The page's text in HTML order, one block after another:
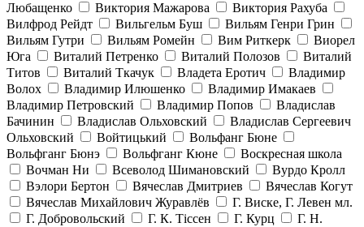
Любащенко
Виктория Мажарова
Виктория Рахуба
Вилфрод Рейдт
Вильгельм Буш
Вильям Генри Грин
Вильям Гутри
Вильям Ромейн Вим Риткерк
Виорел
Юга
Виталий Петренко Виталий Полозов
Виталий
Титов
Виталий Ткачук Владета Еротич
Владимир
Волох
Владимир Илюшенко
Владимир Имакаев
Владимир Петровский
Владимир Попов
Владислав
Бачинин
Владислав Ольховский
Владислав Сергеевич
Ольховский
Войтицький
Вольфанг Бюне
Вольфганг Бюнэ
Вольфганг Кюне
Воскресная школа
Вочман Ни
Всеволод Шимановский
Вурдо Кролл
Вэлори Бертон
Вячеслав Дмитриев
Вячеслав Когут
Вячеслав Михайлович Журавлёв
Г. Виске, Г. Левен мл.
Г. Добровольский
Г. К. Тiссен Г. Курц
Г. Н.